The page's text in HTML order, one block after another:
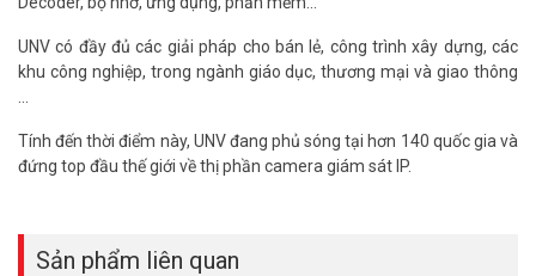
UNV có đầy đủ các giải pháp cho bán lẻ, công trình xây dựng, các
khu công nghiệp, trong ngành giáo dục, thương mại và giao thông
Tính đến thời điểm này, UNV đang phủ sóng tại hơn 140 quốc gia và
đứng top đầu thế giới về thị phần camera giám sát IP.
Sản phẩm liên quan